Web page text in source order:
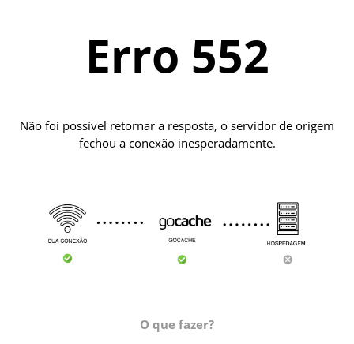
Erro 552
Não foi possível retornar a resposta, o servidor de origem
fechou a conexão inesperadamente.
O que fazer?